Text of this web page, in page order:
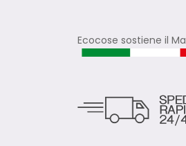
Ecocose sostiene il